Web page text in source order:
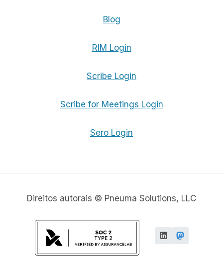
Blog
RIM Login
Scribe Login
Scribe for Meetings Login
Sero Login
Direitos autorais © Pneuma Solutions, LLC